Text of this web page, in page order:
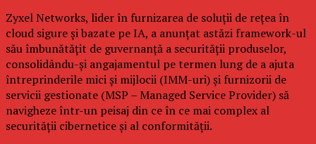
Zyxel Networks, lider în furnizarea de soluții de rețea în
cloud sigure și bazate pe IA, a anunțat astăzi framework-ul
său îmbunătățit de guvernanță a securității produselor,
consolidându-și angajamentul pe termen lung de a ajuta
întreprinderile mici și mijlocii (IMM-uri) și furnizorii de
servicii gestionate (MSP – Managed Service Provider) să
navigheze într-un peisaj din ce în ce mai complex al
securității cibernetice și al conformității.